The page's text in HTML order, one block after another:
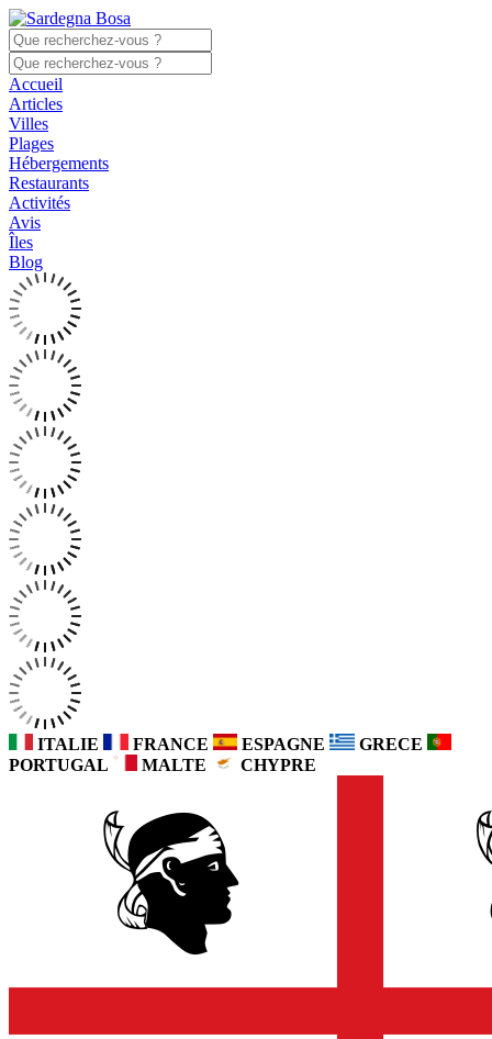
Accueil
Articles
Villes
Plages
Hébergements
Restaurants
Activités
Avis
Îles
Blog
ITALIE FRANCE ESPAGNE
GRECE
PORTUGAL
MALTE CHYPRE